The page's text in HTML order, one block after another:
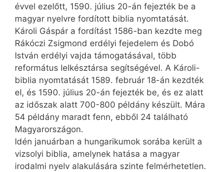
évvel ezelőtt, 1590. július 20-án fejezték be a
magyar nyelvre fordított biblia nyomtatását.
Károli Gáspár a fordítást 1586-ban kezdte meg
Rákóczi Zsigmond erdélyi fejedelem és Dobó
István erdélyi vajda támogatásával, több
református lelkésztársa segítségével. A Károli-
biblia nyomtatását 1589. február 18-án kezdték
el, és 1590. július 20-án fejezték be, és ez alatt
az időszak alatt 700-800 példány készült. Mára
54 példány maradt fenn, ebből 24 található
Magyarországon.
Idén januárban a hungarikumok sorába került a
vizsolyi biblia, amelynek hatása a magyar
irodalmi nyelv alakulására szinte felmérhetetlen.